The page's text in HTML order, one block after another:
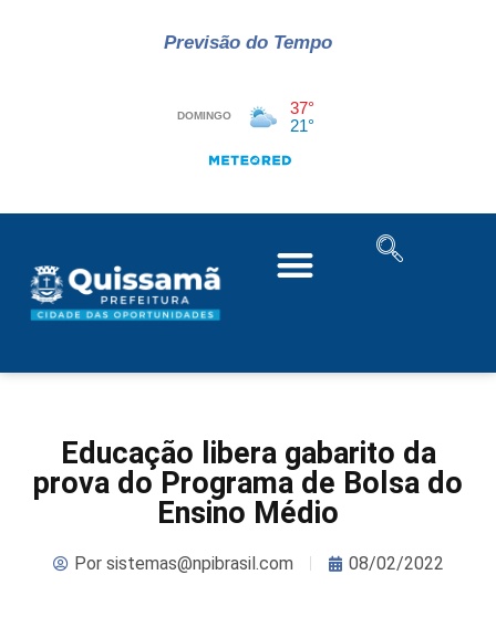
Previsão do Tempo
Educação libera gabarito da
prova do Programa de Bolsa do
Ensino Médio
Porsistemas@npibrasil.com 08/02/2022